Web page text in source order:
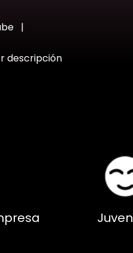
|
descripción